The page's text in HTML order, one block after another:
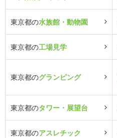
東京都の水族館・動物園
東京都の工場見学
東京都のグランピング
東京都のタワー・展望台
東京都のアスレチック